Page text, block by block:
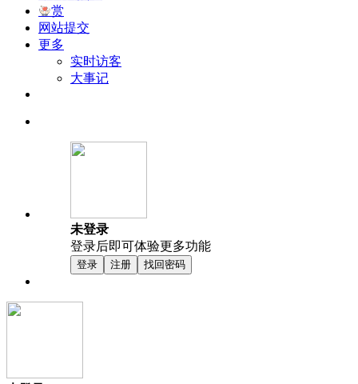
赏
网站提交
更多
实时访客
大事记
未登录
登录后即可体验更多功能
登录 注册 找回密码